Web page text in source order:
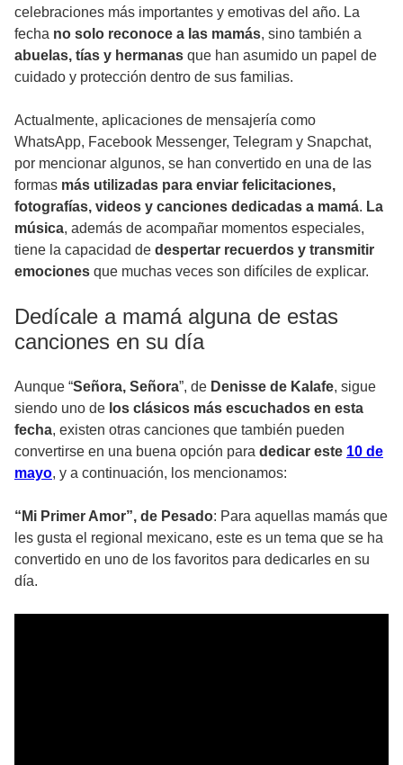
celebraciones más importantes y emotivas del año. La
fecha no solo reconoce a las mamás, sino también a
abuelas, tías y hermanas que han asumido un papel de
cuidado y protección dentro de sus familias.
Actualmente, aplicaciones de mensajería como
WhatsApp, Facebook Messenger, Telegram y Snapchat,
por mencionar algunos, se han convertido en una de las
formas más utilizadas para enviar felicitaciones,
fotografías, videos y canciones dedicadas a mamá. La
música, además de acompañar momentos especiales,
tiene la capacidad de despertar recuerdos y transmitir
emociones que muchas veces son difíciles de explicar.
Dedícale a mamá alguna de estas
canciones en su día
Aunque “Señora, Señora”, de Denisse de Kalafe, sigue
siendo uno de los clásicos más escuchados en esta
fecha, existen otras canciones que también pueden
convertirse en una buena opción para dedicar este 10 de
mayo, y a continuación, los mencionamos:
“Mi Primer Amor”, de Pesado: Para aquellas mamás que
les gusta el regional mexicano, este es un tema que se ha
convertido en uno de los favoritos para dedicarles en su
día.